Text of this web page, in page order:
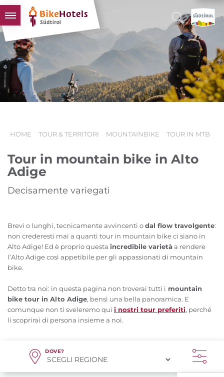
BIKEHOTELS
HOTELS & PACCHETTI
TOUR & TERRITORI
L'ALTO ADIGE & NOI
HOME TOUR & TERRITORI MOUNTAINBIKE TOUR IN MTB
Tour in mountain bike in Alto
Adige
Decisamente variegati
Brevi o lunghi, tecnicamente avvincenti odal flow travolgente:
non crederesti mai a quanti tour in mountain bike ci siano in
Alto Adige! Ed è proprio questa incredibile varietà a rendere
l’Alto Adige così appetibile per gli appassionati di mountain
bike.
Detto tra noi: in questa pagina non troverai tutti i mountain
bike tour in Alto Adige, bensì una bella panoramica. E
comunque non ti sveleremo qui i nostri tour preferiti, perché
li scoprirai di persona insieme a noi.
DOVE?